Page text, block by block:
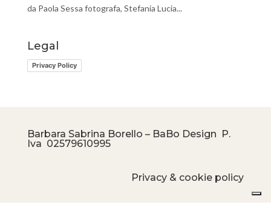
da Paola Sessa fotografa, Stefania Lucia...
Legal
Privacy Policy
Barbara Sabrina Borello – BaBo Design P.
Iva 02579610995
Privacy & cookie policy